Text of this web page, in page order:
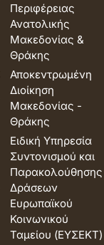
Περιφέρειας
Ανατολικής
Μακεδονίας &
Θράκης
Αποκεντρωμένη
Διοίκηση
Μακεδονίας -
Θράκης
Ειδική Υπηρεσία
Συντονισμού και
Παρακολούθησης
Δράσεων
Ευρωπαϊκού
Κοινωνικού
Ταμείου (ΕΥΣΕΚΤ)